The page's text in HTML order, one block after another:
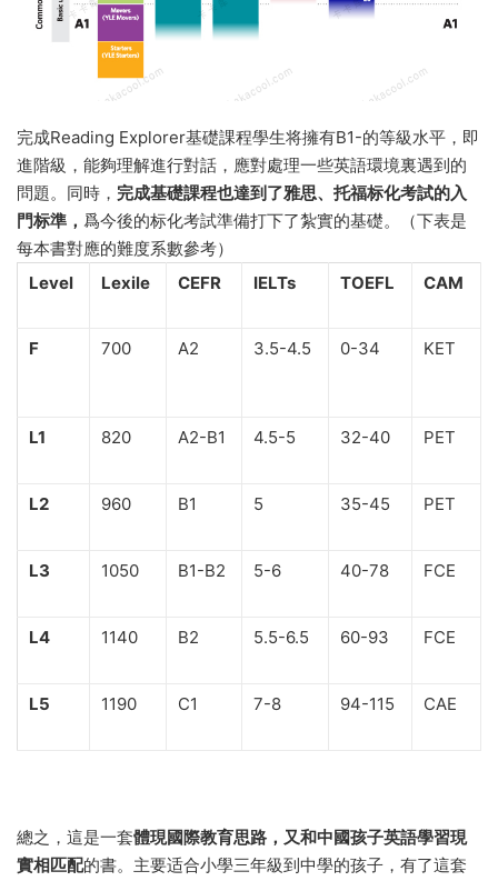
完成Reading Explorer基礎課程學生将擁有B1-的等級水平，即
進階級，能夠理解進行對話，應對處理一些英語環境裏遇到的
問題。同時， 完成基礎課程也達到了雅思、 托福标化考試的入
門标準， 爲今後的标化考試準備打下了紮實的基礎。（下表是
每本書對應的難度系數參考）
Level
Lexile CEFR IELTs TOEFL CAM
F 700 A2 3.5-4.5 0-34 KET
L1 820 A2-B1 4.5-5 32-40 PET
L2 960 B1 5 35-45 PET
L3 1050 B1-B2 5-6 40-78 FCE
L4 1140 B2 5.5-6.5 60-93 FCE
L5 1190 C1 7-8 94-115 CAE
總之，這是一套體現國際教育思路，又和中國孩子英語學習現
實相匹配的書。主要适合小學三年級到中學的孩子，有了這套